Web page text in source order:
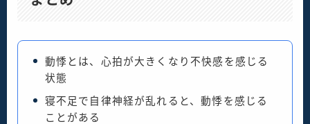
動悸とは、心拍が大きくなり不快感を感じる
状態
寝不足で自律神経が乱れると、動悸を感じる
ことがある